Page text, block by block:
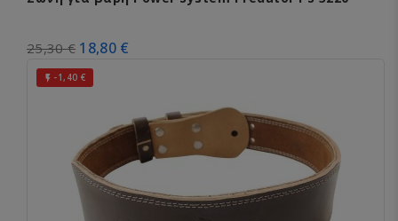
25,30 € 18,80 €
 -1,40 €